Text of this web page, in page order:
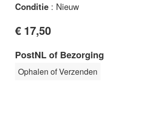
Conditie : Nieuw
€ 17,50
PostNL of Bezorging
Ophalen of Verzenden